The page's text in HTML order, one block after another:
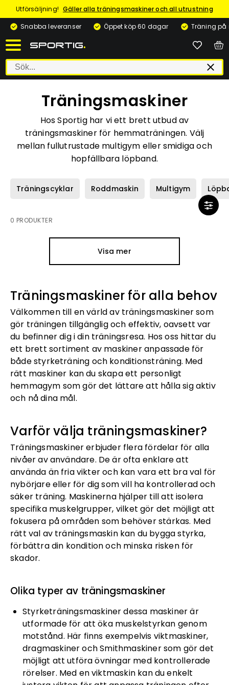
Utförsäljning! Gäller alla träningsmaskiner och all utrustning
Snabba leveranser
Öppet köp 60 dagar Träning på
Träningsmaskiner
Hos Sportig har vi ett brett utbud av
träningsmaskiner för hemmaträningen. Välj
mellan fullutrustade multigym eller smidiga och
hopfällbara löpband.
Träningscyklar Roddmaskin Multigym
0 PRODUKTER
Visa mer
Träningsmaskiner för alla behov
Välkommen till en värld av träningsmaskiner som
gör träningen tillgänglig och effektiv, oavsett var
du befinner dig i din träningsresa. Hos oss hittar du
ett brett sortiment av maskiner anpassade för
både styrketräning och konditionsträning. Med
rätt maskiner kan du skapa ett personligt
hemmagym som gör det lättare att hålla sig aktiv
och nå dina mål.
Varför välja träningsmaskiner?
Träningsmaskiner erbjuder flera fördelar för alla
nivåer av användare. De är ofta enklare att
använda än fria vikter och kan vara ett bra val för
nybörjare eller för dig som vill ha kontrollerad och
säker träning. Maskinerna hjälper till att isolera
specifika muskelgrupper, vilket gör det möjligt att
fokusera på områden som behöver stärkas. Med
rätt val av träningsmaskin kan du bygga styrka,
förbättra din kondition och minska risken för
skador.
Olika typer av träningsmaskiner
Styrketräningsmaskiner dessa maskiner är
utformade för att öka muskelstyrkan genom
motstånd. Här finns exempelvis viktmaskiner,
dragmaskiner och Smithmaskiner som gör det
möjligt att utföra övningar med kontrollerade
rörelser. Med en viktmaskin kan du enkelt